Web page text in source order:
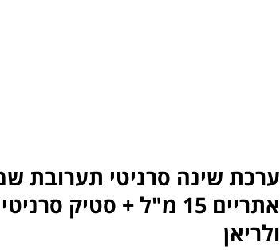
ערכת שינה סרניטי תערובת
אתריים 15 מ"ל + סטיק
ולריאן